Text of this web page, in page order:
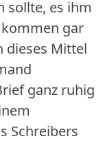
sollte, es ihm
gar
dieses Mittel
ganz ruhig
Schreibers